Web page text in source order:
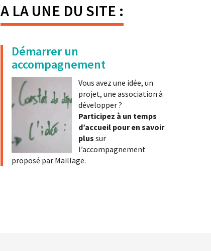
A LA UNE DU SITE :
Démarrer un
accompagnement
Vous avez une idée, un
projet, une association à
développer ?
Participez à un temps
d’accueil pour en savoir
plus sur
l’accompagnement
proposé par Maillage.